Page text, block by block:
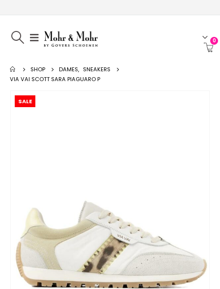
0
SHOP DAMES, SNEAKERS
VIA VAI SCOTT SARA PIAGUARO P
SALE